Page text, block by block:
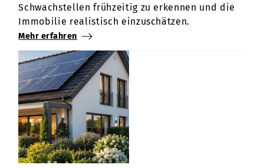
Schwachstellen frühzeitig zu erkennen und die
Immobilie realistisch einzuschätzen.
Mehr erfahren